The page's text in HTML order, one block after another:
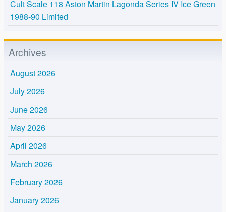
Cult Scale 118 Aston Martin Lagonda Series IV Ice Green
1988-90 Limited
Archives
August 2026
July 2026
June 2026
May 2026
April 2026
March 2026
February 2026
January 2026